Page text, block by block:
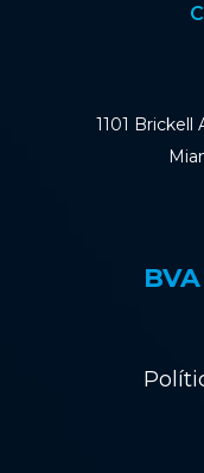
1101
BVA